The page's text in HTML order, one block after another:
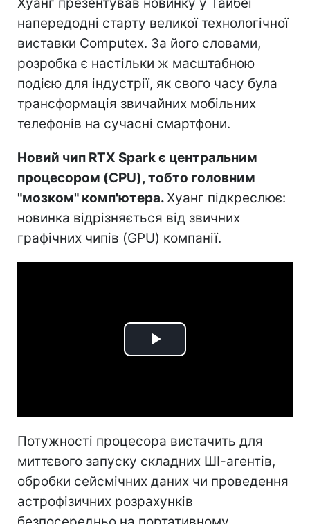
напередодні старту великої технологічної
виставки Computex. За його словами,
розробка є настільки ж масштабною
подією для індустрії, як свого часу була
трансформація звичайних мобільних
телефонів на сучасні смартфони.
Новий чип RTX Spark є центральним
процесором (CPU), тобто головним
"мозком" комп'ютера.Хуанг підкреслює:
новинка відрізняється від звичних
графічних чипів (GPU) компанії.
Play
Потужності процесора вистачить для
миттєвого запуску складних ШІ-агентів,
обробки сейсмічних даних чи проведення
астрофізичних розрахунків